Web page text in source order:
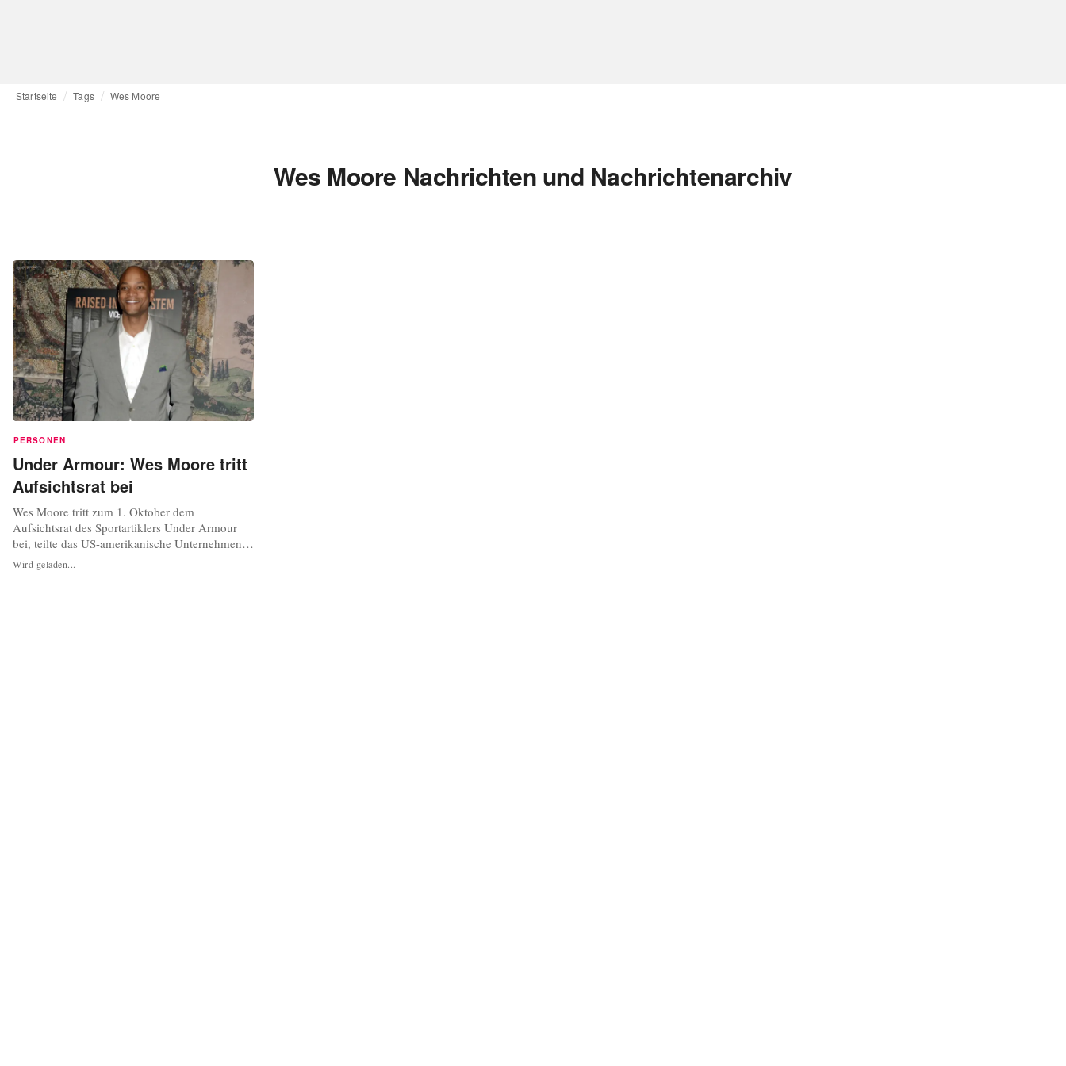
Startseite Tags Wes Moore
Wes Moore Nachrichten und Nachrichtenarchiv
PERSONEN
Under Armour: Wes Moore tritt
Aufsichtsrat bei
Wes Moore tritt zum 1. Oktober dem
Aufsichtsrat des Sportartiklers Under Armour
bei, teilte das US-amerikanische Unternehmen
am Donnerstag mit. Der 41-jährige ist
Geschäftsführer der Robin Hood Foundation,
Wird geladen...